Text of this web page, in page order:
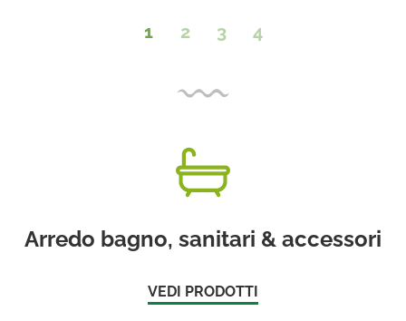
1 2 3 4
Arredo bagno, sanitari & accessori
VEDI PRODOTTI